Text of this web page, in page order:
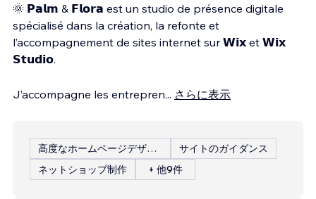
🌞 𝗣𝗮𝗹𝗺 & 𝗙𝗹𝗼𝗿𝗮 est un studio de présence digitale
spécialisé dans la création, la refonte et
l’accompagnement de sites internet sur 𝗪𝗶𝘅 et 𝗪𝗶𝘅
𝗦𝘁𝘂𝗱𝗶𝗼.
J’accompagne les entrepren... さらに表示
高度なホームページデザイン
サイトのガイダンス
ネットショップ制作
+ 他9件